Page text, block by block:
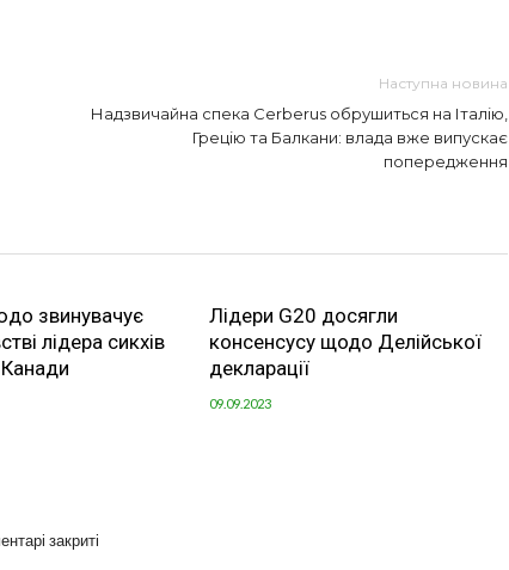
Наступна новина
Надзвичайна спека Cerberus обрушиться на Італію,
Грецію та Балкани: влада вже випускає
попередження
звинувачує
лідера сикхів
Канади
Лідери G20 досягли
консенсусу щодо Делійської
декларації
09.09.2023
закриті